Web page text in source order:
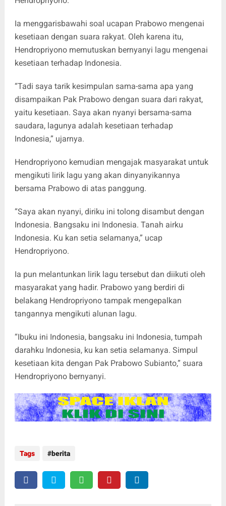
Ia menggarisbawahi soal ucapan Prabowo mengenai
kesetiaan dengan suara rakyat. Oleh karena itu,
Hendropriyono memutuskan bernyanyi lagu mengenai
kesetiaan terhadap Indonesia.
“Tadi saya tarik kesimpulan sama-sama apa yang
disampaikan Pak Prabowo dengan suara dari rakyat,
yaitu kesetiaan. Saya akan nyanyi bersama-sama
saudara, lagunya adalah kesetiaan terhadap
Indonesia,” ujarnya.
Hendropriyono kemudian mengajak masyarakat untuk
mengikuti lirik lagu yang akan dinyanyikannya
bersama Prabowo di atas panggung.
“Saya akan nyanyi, diriku ini tolong disambut dengan
Indonesia. Bangsaku ini Indonesia. Tanah airku
Indonesia. Ku kan setia selamanya,” ucap
Hendropriyono.
Ia pun melantunkan lirik lagu tersebut dan diikuti oleh
masyarakat yang hadir. Prabowo yang berdiri di
belakang Hendropriyono tampak mengepalkan
tangannya mengikuti alunan lagu.
“Ibuku ini Indonesia, bangsaku ini Indonesia, tumpah
darahku Indonesia, ku kan setia selamanya. Simpul
kesetiaan kita dengan Pak Prabowo Subianto,” suara
Hendropriyono bernyanyi.
Tags berita